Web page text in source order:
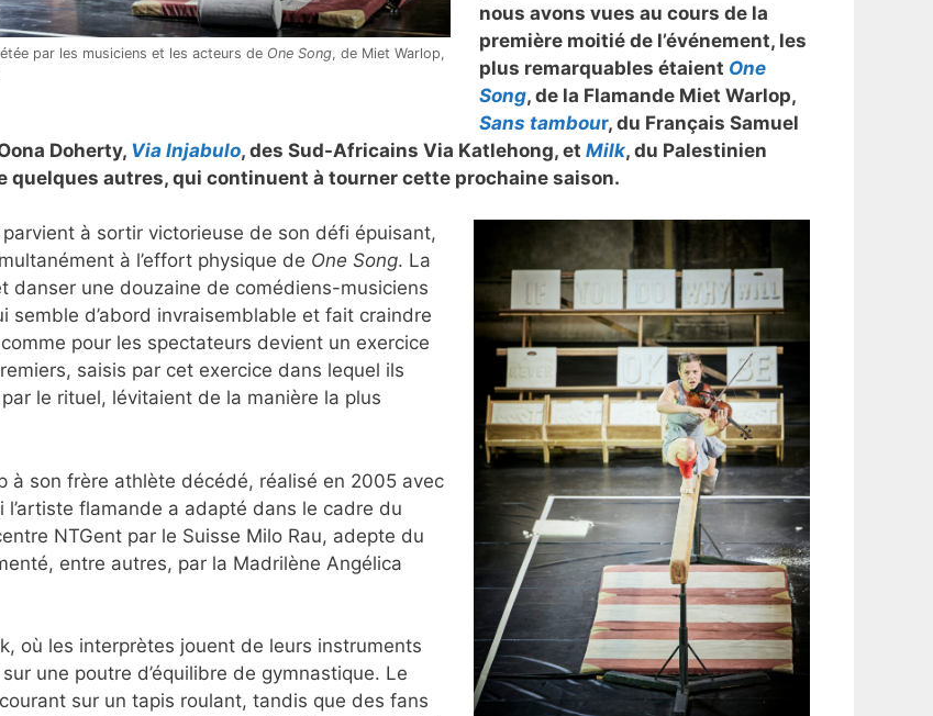
par les musiciens et les acteurs de One Song, de Miet Warlop,
nous avons vues au cours de la
première moitié de l’événement, les
plus remarquables étaient One
Song, de la Flamande Miet Warlop,
Sans tambour, du Français Samuel
Doherty, Via Injabulo, des Sud-Africains Via Katlehong, et Milk, du Palestinien
quelques autres, qui continuent à tourner cette prochaine saison.
à sortir victorieuse de son défi épuisant,
à l’effort physique de One Song. La
danser une douzaine de comédiens-musiciens
semble d’abord invraisemblable et fait craindre
pour les spectateurs devient un exercice
saisis par cet exercice dans lequel ils
le rituel, lévitaient de la manière la plus
à son frère athlète décédé, réalisé en 2005 avec
l’artiste flamande a adapté dans le cadre du
NTGent par le Suisse Milo Rau, adepte du
entre autres, par la Madrilène Angélica
où les interprètes jouent de leurs instruments
une poutre d’équilibre de gymnastique. Le
sur un tapis roulant, tandis que des fans